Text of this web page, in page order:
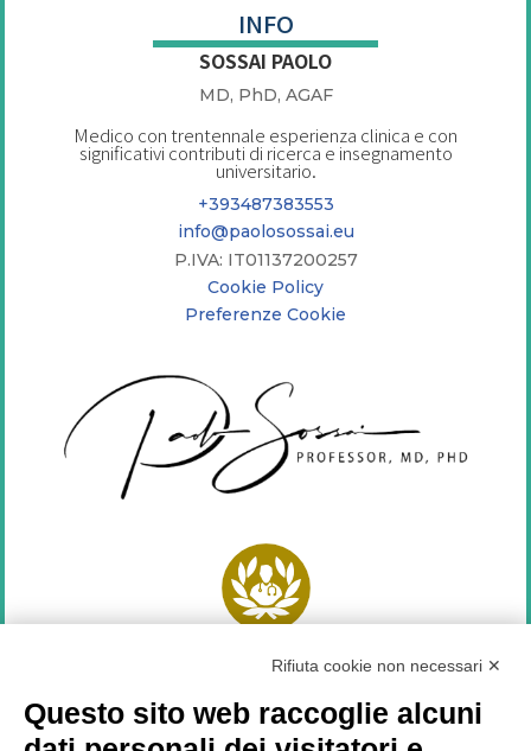
INFO
SOSSAI PAOLO
MD, PhD, AGAF
Medico con trentennale esperienza clinica e con
significativi contributi di ricerca e insegnamento
universitario.
+393487383553
info@paolosossai.eu
P.IVA: IT01137200257
Cookie Policy
Preferenze Cookie
SEGUICI SU
Rifiuta cookie non necessari ✕
Questo sito web raccoglie alcuni